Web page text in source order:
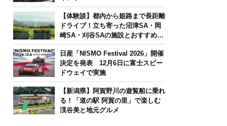
【体験談】都内から姫路まで長距離
ドライブ！立ち寄った沼津SA・岡
崎SA・刈谷SAの施設とおすすめグ
ルメを紹介
日産「NISMO Festival 2026」開催
決定を発表 12月6日に富士スピー
ドウェイで実施
【新潟県】阿賀野川の遊覧船に乗れ
る！「道の駅 阿賀の里」で楽しむ
渓谷美と地元グルメ